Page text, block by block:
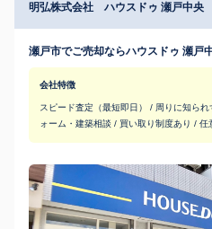
明弘株式会社 ハウスドゥ 瀬戸中央
瀬戸市でご売却ならハウスドゥ 瀬戸
会社特徴
スピード査定（最短即日） / 周りに知ら
ォーム・建築相談 / 買い取り制度あり / 任